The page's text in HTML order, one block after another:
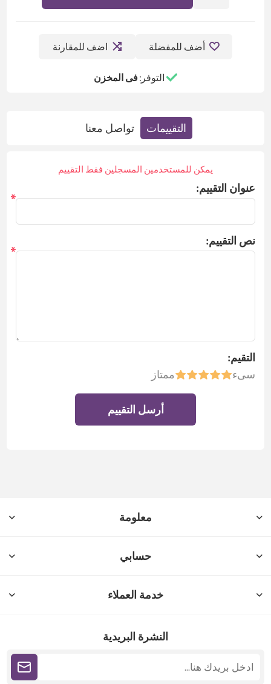
أضف للمفضلة اضف للمقارنة
التوفر:فى المخزن
التقييمات تواصل معنا
يمكن للمستخدمين المسجلين فقط التقييم
عنوان التقييم:
*
نص التقييم:
*
التقيم:
سىء
ممتاز
أرسل التقييم
معلومة
حسابي
خدمة العملاء
النشرة البريدية